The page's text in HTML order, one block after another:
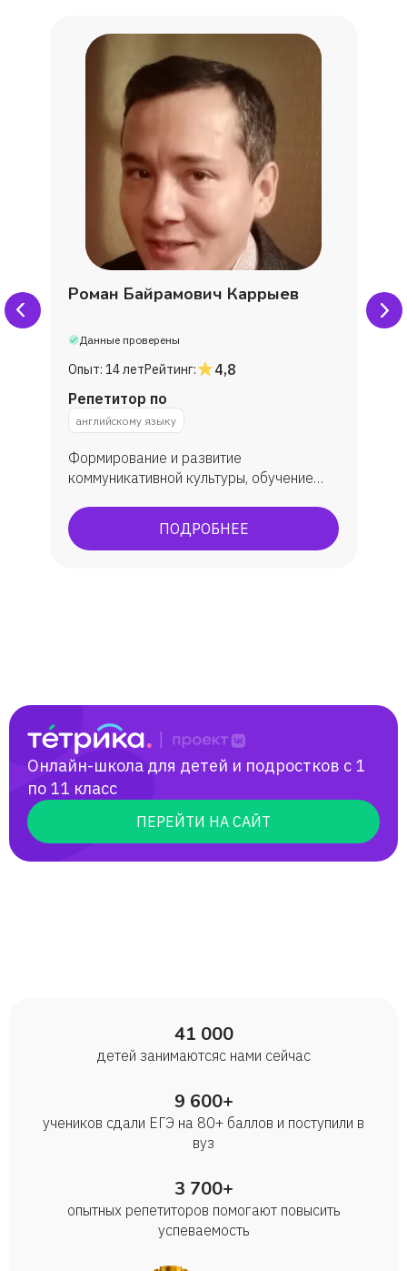
Роман Байрамович Каррыев
Данные проверены
Опыт: 14 летРейтинг:
4,8
Репетитор по
английскому языку
Формирование и развитие
коммуникативной культуры, обучение
языком, углубленное изучение. В
результате обучения у учеников
ПОДРОБНЕЕ
Онлайн-школа для детей и подростков с 1
по 11 класс
ПЕРЕЙТИ НА САЙТ
41 000
детей занимаются с нами сейчас
9 600+
учеников сдали ЕГЭ на 80+ баллов и поступили в
вуз
3 700+
опытных репетиторов помогают повысить
успеваемость